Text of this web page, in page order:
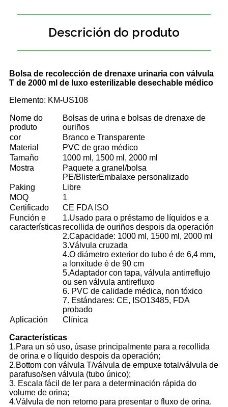
Descrición do produto
Bolsa de recolección de drenaxe urinaria con válvula
T de 2000 ml de luxo esterilizable desechable médico
Elemento: KM-US108
Nome do
produto
Bolsas de urina e bolsas de drenaxe de
ouriños
cor
Branco e Transparente
Material
PVC de grao médico
Tamaño
1000 ml, 1500 ml, 2000 ml
Mostra
Paquete a granel/bolsa
PE/BlisterEmbalaxe personalizado
Paking
Libre
MOQ
1
Certificado
CE FDA ISO
Función e
características
1.Usado para o préstamo de líquidos e a
recollida de ouriños despois da operación
2.Capacidade: 1000 ml, 1500 ml, 2000 ml
3.Válvula cruzada
4.O diámetro exterior do tubo é de 6,4 mm,
a lonxitude é de 90 cm
5.Adaptador con tapa, válvula antirreflujo
ou sen válvula antirefluxo
6. PVC de calidade médica, non tóxico
7. Estándares: CE, ISO13485, FDA
probado
Aplicación
Clínica
Características
1.Para un só uso, úsase principalmente para a recollida
de orina e o líquido despois da operación;
2.Bottom con válvula T/válvula de empuxe total/válvula de
parafuso/sen válvula (tubo único);
3. Escala fácil de ler para a determinación rápida do
volume de orina;
4.Válvula de non retorno para presentar o fluxo de orina.